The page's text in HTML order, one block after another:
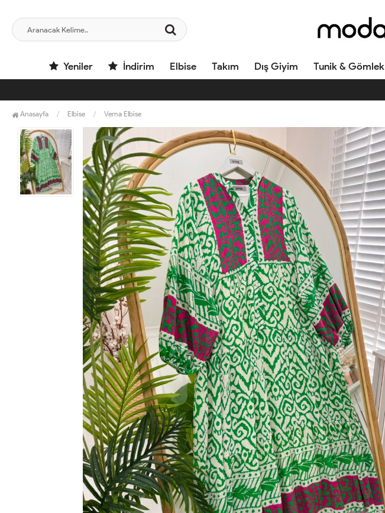
Yeniler İndirim Elbise Takım Dış Giyim Tunik & Gömlek
Anasayfa Elbise Verna Elbise